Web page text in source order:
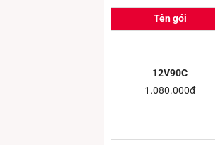
Tên gói
12V90C
1.080.000đ